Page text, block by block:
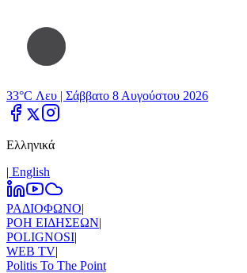
33°C Λευ | Σάββατο 8 Αυγούστου 2026
Ελληνικά
| Εnglish
ΡΑΔΙΟΦΩΝΟ|
ΡΟΗ ΕΙΔΗΣΕΩΝ|
POLIGNOSI|
WEB TV|
Politis To The Point